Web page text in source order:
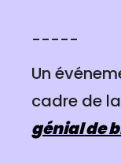
-----
Un
cadre de
génial de